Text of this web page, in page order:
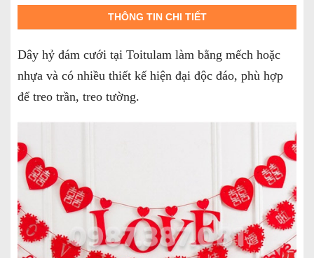
THÔNG TIN CHI TIẾT
Dây hỷ đám cưới tại Toitulam làm bằng mếch hoặc
nhựa và có nhiều thiết kế hiện đại độc đáo, phù hợp
để treo trần, treo tường.